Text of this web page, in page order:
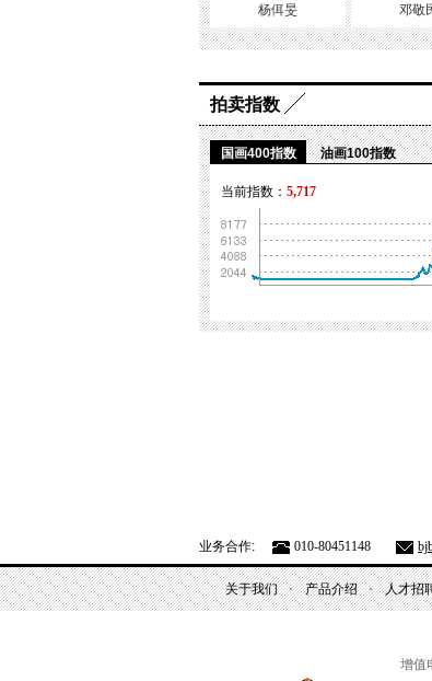
杨佴旻 邓敬
拍卖指数
国画400指数 油画100指数
当前指数： 5,717
业务合作: 010-80451148
关于我们 产品介绍 人才招
增值